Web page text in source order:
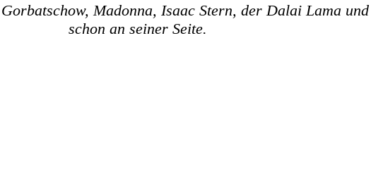
Madonna, Isaac Stern, der Dalai Lama
schon an seiner Seite.